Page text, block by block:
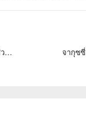
โรงจอดรถส่วนตัว จากุซซี่